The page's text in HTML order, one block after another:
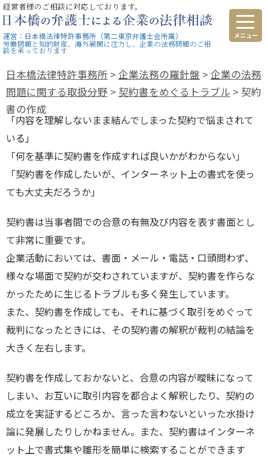
経営者様のご相談に対応しております。
運営：日本橋法律特許事務所（第二東京弁護士会所属）
労働問題と知的財産、海外展開に注力し、企業の法務問題のご相
談を承っております
日本橋法律特許事務所 > 企業法務の羅針盤 > 企業の法務
問題に関する取扱分野 > 契約書をめぐるトラブル > 契約
書の作成
「内容を理解しないまま結んでしまった契約で悩まされて
いる」
「何を基準に契約書を作成すれば良いかがわからない」
「契約書を作成したいが、インターネット上の書式を使っ
ても大丈夫だろうか」
契約書は当事者間での合意の有無及び内容を表す書面とし
て非常に重要です。
企業活動においては、書面・メール・電話・口頭問わず、
様々な場面で契約が交わされていますが、契約書を作らな
かったために生じるトラブルも多く発生しています。
また、契約書を作成しても、それに基づく取引をめぐって
裁判になったときには、その契約書の解釈が裁判の結論を
大きく左右します。
契約書を作成しておかないと、合意の内容が曖昧になって
しまい、お互いに取引内容を都合よく解釈したり、契約の
成立を実証するどころか、言った言わないといった水掛け
論に発展したりしかねません。また、契約書はインターネ
ット上で書式集や雛形を簡単に検索することができます